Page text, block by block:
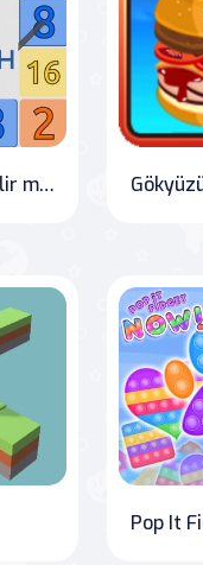
8K'ya Ulaşabilir misin?
Pop It